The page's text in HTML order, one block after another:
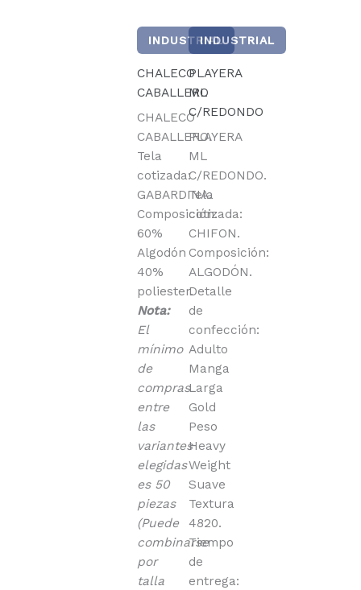
INDUSTRIAL
CHALECO
CABALLERO
CHALECO
CABALLERO.
Tela
cotizada:
GABARDINA.
Composición:
60%
Algodón
40%
poliester.
Nota:
El
mínimo
de
compras
entre
las
variantes
elegidas
es 50
piezas
(Puede
combinarse
por
talla
INDUSTRIAL
PLAYERA
ML
C/REDONDO
PLAYERA
ML
C/REDONDO.
Tela
cotizada:
CHIFON.
Composición:
ALGODÓN.
Detalle
de
confección:
Adulto
Manga
Larga
Gold
Peso
Heavy
Weight
Suave
Textura
4820.
Tiempo
de
entrega: